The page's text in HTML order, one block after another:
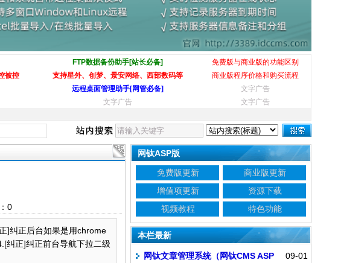
FTP数据备份助手[站长必备]
免费版与商业版的功能区别
被控 支持星外、创梦、景安网络、西部数码等
商业版程序价格和购买流程
远程桌面管理助手[网管必备]
文字广告
文字广告
文字广告
0
]纠正后台如果是用chrome
纠正]纠正前台导航下拉二级
网钛ASP版
免费版更新
商业版更新
增值项更新
资源下载
视频教程
特色功能
本栏最新
09-01
网钛文章管理系统（网钛CMS ASP